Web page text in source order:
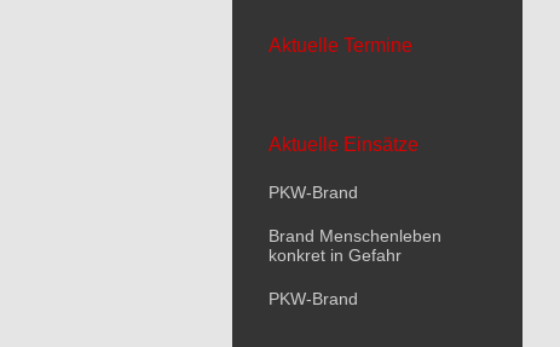
Aktuelle Termine
Aktuelle Einsätze
PKW-Brand
Brand Menschenleben
konkret in Gefahr
PKW-Brand